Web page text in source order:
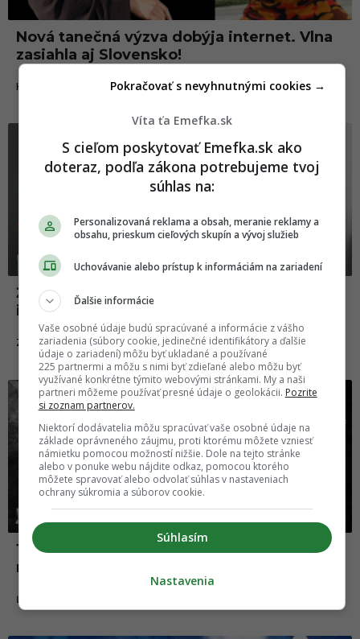
Nová tanečná výzva dobýja internet. Vlna
zasiahla aj Slovensko!
HUDBA 17.07.2018
Ženy vtipne opisujú samé seba tak, akoby
ich v scenári opísal mužský autor
ZÁBAVA 08.04.2018
10 priznaní od sériových vrahov, ktoré vás
nenechajú kľudnými
ĽUDIA
Víta ťa Emefka.sk
S cieľom poskytovať Emefka.sk ako
doteraz, podľa zákona potrebujeme tvoj
súhlas na:
Personalizovaná reklama a obsah, meranie reklamy a
obsahu, prieskum cieľových skupín a vývoj služieb
Uchovávanie alebo prístup k informáciám na zariadení
Ďalšie informácie
Vaše osobné údaje budú spracúvané a informácie z vášho
zariadenia (súbory cookie, jedinečné identifikátory a ďalšie
údaje o zariadení) môžu byť ukladané a používané
225 partnermi a môžu s nimi byť zdieľané alebo môžu byť
využívané konkrétne týmito webovými stránkami. My a naši
partneri môžeme používať presné údaje o geolokácii. Pozrite
si zoznam partnerov.
Niektorí dodávatelia môžu spracúvať vaše osobné údaje na
základe oprávneného záujmu, proti ktorému môžete vzniesť
námietku pomocou možností nižšie. Dole na tejto stránke
alebo v ponuke webu nájdite odkaz, pomocou ktorého
môžete spravovať alebo odvolať súhlas v nastaveniach
ochrany súkromia a súborov cookie.
Súhlasím
Pokračovať s nevyhnutnými cookies →
Nastavenia